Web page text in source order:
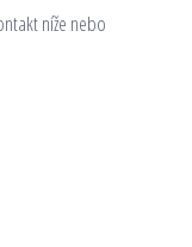
níže nebo